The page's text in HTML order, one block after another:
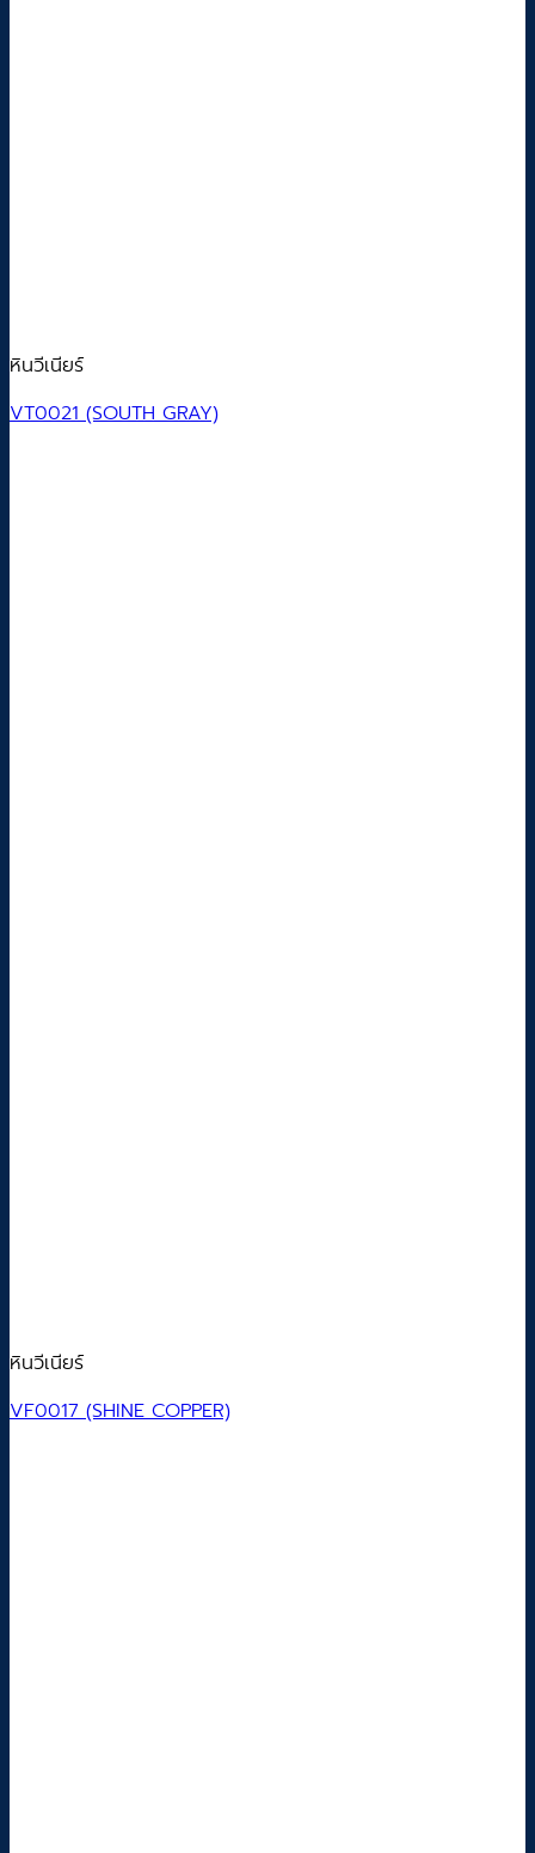
หินวีเนียร์
VT0021 (SOUTH GRAY)
หินวีเนียร์
VF0017 (SHINE COPPER)